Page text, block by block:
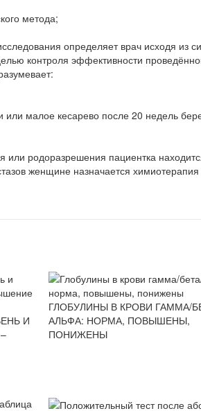
метода;
определяет врач исходя из
контроля эффективности
или малое кесарево после 20 недель
или родоразрешения пациентка
женщине назначается
И
ГЛОБУЛИНЫ В КРОВИ ГАММА/
АЛЬФА: НОРМА, ПОВЫШЕНЫ,
ПОНИЖЕНЫ